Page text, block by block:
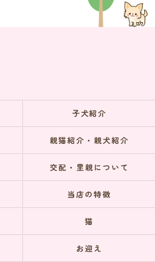
子犬紹介
親猫紹介・親犬紹介
交配・里親について
当店の特徴
猫
お迎え